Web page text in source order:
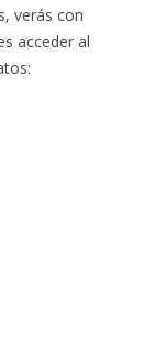
verás con
acceder al